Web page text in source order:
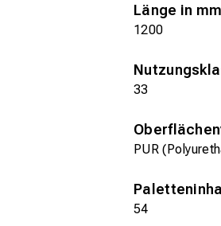
Länge in mm
1200
33
PUR
54